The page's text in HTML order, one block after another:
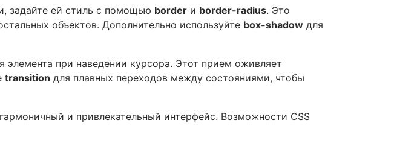
задайте ей стиль с помощью border и border-radius. Это
объектов. Дополнительно используйте box-shadow для
элемента при наведении курсора. Этот прием оживляет
transition для плавных переходов между состояниями, чтобы
и привлекательный интерфейс. Возможности CSS